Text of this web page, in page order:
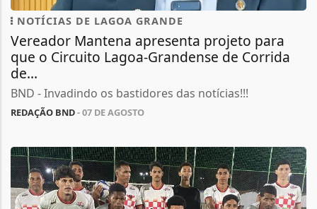
NOTÍCIAS DE LAGOA GRANDE
Vereador Mantena apresenta projeto para
que o Circuito Lagoa-Grandense de Corrida
de...
BND - Invadindo os bastidores das notícias!!!
REDAÇÃO BND- 07 DE AGOSTO